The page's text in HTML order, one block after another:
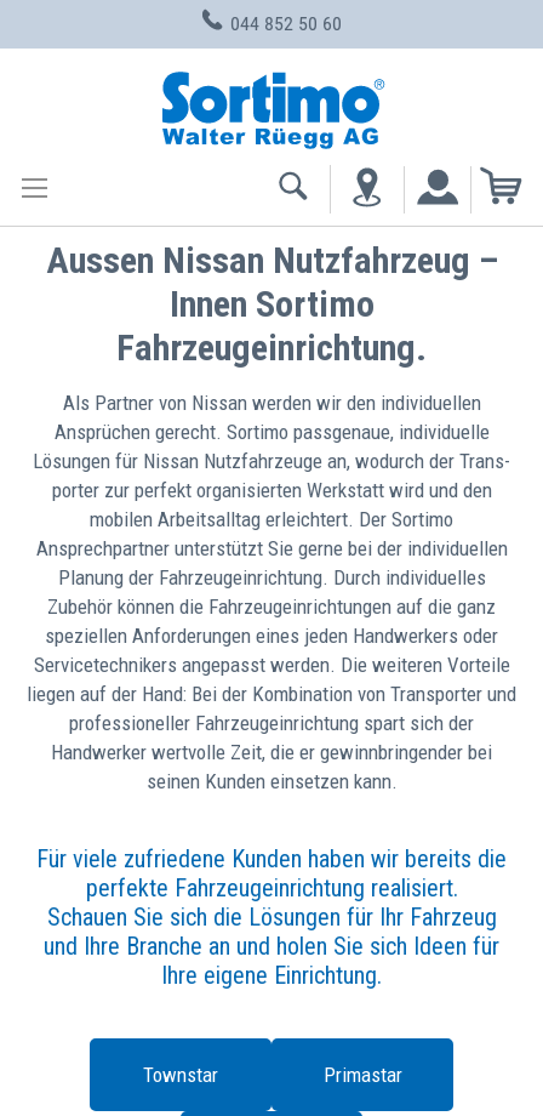
044 852 50 60
Aussen Nissan Nutzfahrzeug –
Innen Sortimo
Fahrzeugeinrichtung.
Als Partner von Nissan werden wir den individuellen
Ansprüchen gerecht. Sortimo passgenaue, indivi­duelle
Lösungen für Nissan Nutz­fahrzeuge an, wodurch der Trans­
porter zur perfekt organisierten Werkstatt wird und den
mobilen Arbeitsalltag erleichtert. Der Sortimo
Ansprechpartner unterstützt Sie gerne bei der individuellen
Planung der Fahrzeugeinrichtung. Durch individuelles
Zubehör können die Fahrzeugeinrichtungen auf die ganz
speziellen Anforderungen eines jeden Handwerkers oder
Servicetechnikers angepasst werden. Die weiteren Vorteile
liegen auf der Hand: Bei der Kombination von Transporter und
professioneller Fahrzeugeinrichtung spart sich der
Handwerker wertvolle Zeit, die er gewinnbringender bei
seinen Kunden einsetzen kann.
Für viele zufriedene Kunden haben wir bereits die
perfekte Fahrzeugeinrichtung realisiert.
Schauen Sie sich die Lösungen für Ihr Fahrzeug
und Ihre Branche an und holen Sie sich Ideen für
Ihre eigene Einrichtung.
Townstar Primastar